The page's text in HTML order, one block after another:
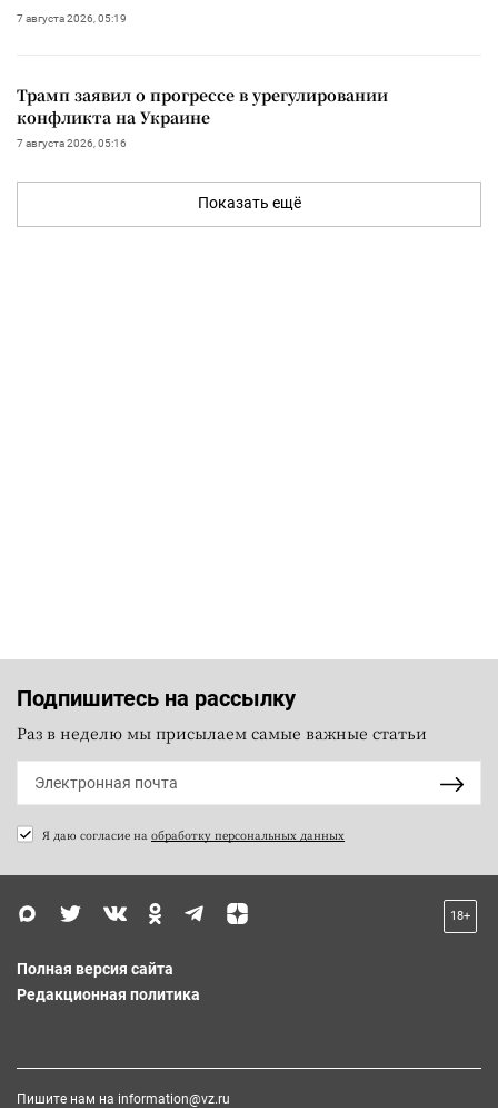
7 августа 2026, 05:19
Трамп заявил о прогрессе в урегулировании
конфликта на Украине
7 августа 2026, 05:16
Показать ещё
Подпишитесь на рассылку
Раз в неделю мы присылаем самые важные статьи
Я даю согласие на обработку персональных данных
18+
Полная версия сайта
Редакционная политика
Пишите нам на information@vz.ru